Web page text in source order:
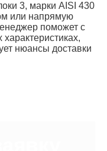
3, марки AISI 430
или напрямую
поможет с
нюансы доставки